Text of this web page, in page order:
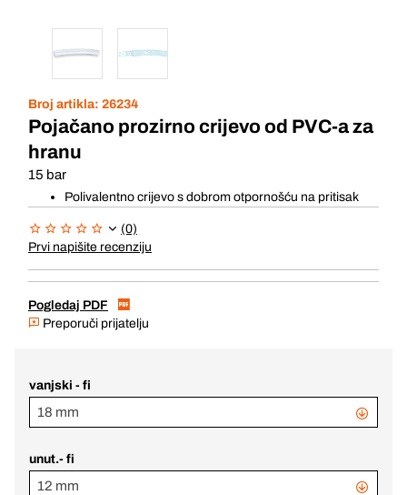
Broj artikla: 26234
Pojačano prozirno crijevo od PVC-a za
hranu
15 bar
Polivalentno crijevo s dobrom otpornošću na pritisak
(0)
Prvi napišite recenziju
Pogledaj PDF
Preporuči prijatelju
vanjski - fi
18 mm
unut.- fi
12 mm